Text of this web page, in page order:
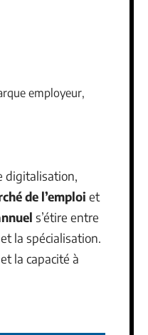
employeur,
digitalisation,
de l’emploi et
s’étire entre
la spécialisation.
la capacité à